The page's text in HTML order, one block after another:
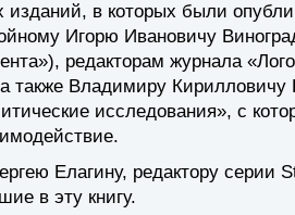
изданий, в которых были
Игорю Ивановичу
редакторам журнала
также Владимиру Кирилловичу
исследования», с
Елагину, редактору серии
в эту книгу.